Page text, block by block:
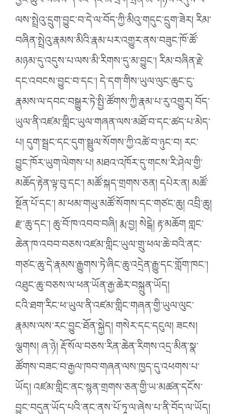
ལས་སྤྲེའུ་དྲུག་བྱུང་བ་དེ་ལ་བོད་ཀྱི་མིའུ་གདུང་དྲུག་ཟེར། རིམ་
བཞིན་སྤྲེའུ་རྣམས་མིའི་རྣམ་པར་འགྱུར་ནས་བཟུང་ཁོ་ཚོ་
མཉམ་དུ་འདུས་པ་ལས་མི་རིགས་དུ་མ་བྱུང༌། རིམ་བཞིན་རྗེ་
དང་འབངས་བྱུང་བ་དང༌། དེ་དག་གིས་ཡུལ་ལུང་ཆུང་ངུ་
རྣམས་ལ་དབང་བསྒྱུར་ཏེ་སྤྱི་ཚོགས་ཀྱི་རྣམ་པ་རུ་འགྱུར། བོད་
ཡུལ་ནི་འཛམ་གླིང་ཡུལ་གཞན་ལས་མཐོ་བ་དང་ཚད་པ་མེད་
པ། དུག་སྦྲང་དང་དུག་སྦྲུལ་སོགས་ཀྱི་འཚེ་བ་ཉུང་བ། རང་
བྱུང་ཁོར་ཡུག་ལེགས་པ། མཐའ་འཁོར་དུ་གངས་རི་ཤེལ་གྱི་
མཆོད་རྟེན་ལྟ་བུ་དང༌། མཚོ་སྐད་གྲགས་ཅན། དཔེར་ན། མཚོ་
སྔོན་པོ་དང༌། མ་ཕམ་གཡུ་མཚོ་སོགས་དང་གཙང་ཆུ། འབྲི་ཆུ།
རྫ་ཆུ་དང༌། ཆུ་བོ་ཁ་འབབ་བཞི། རྨ་བྱ། སེངྒེ། རྟ་མཆོག གླང་
ཆེན་ཁ་འབབ་བཅས་འཛམ་གླིང་ཡུལ་གྲུ་ཕལ་ཆེ་བའི་ནང་
གཙང་ཆུ་དེ་རྣམས་རྒྱུགས་ཏེ་ཞིང་ཆུ་འདྲེན་རྒྱུ་དང་གློག་ཁང༌།
འཐུང་ཆུ་བཅས་ལ་ཕན་ཡོན་རྒྱ་ཆེར་བསྐྲུན་ཡོད།
ངའི་ཐག་རིང་ཕ་ཡུལ་ནི་འཛམ་གླིང་གཞན་གྱི་ཡུལ་ལུང་
རྣམས་ལས་རང་བྱུང་ཐོན་སྐྱེད། གསེར་དང་དངུལ། ཟངས།
ལྕགས། ཞ་ཉེ། རྡོ་སོལ་བཅས་རིན་ཆེན་རིགས་འདྲ་མིན་སྣ་
ཚོགས་བཟང་བ་རྒྱལ་ཁབ་གཞན་ལས་ཁྱད་དུ་འཕགས་པ་
ཡོད། འཛམ་གླིང་ནང་སྙན་གྲགས་ཅན་གྱི་ཡ་མཚན་དངོས་